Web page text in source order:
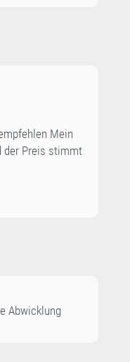
Mein
der Preis stimmt
Abwicklung